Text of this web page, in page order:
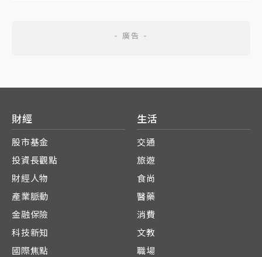
財經
股市基金
投資長觀點
財經人物
產業脈動
金融保險
科技新知
國際焦點
生活
交通
旅遊
食尚
醫藥
消費
文教
職場